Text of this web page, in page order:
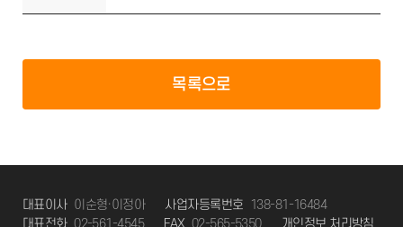
목록으로
대표이사 이순형·이정아 사업자등록번호
138-81-16484
대표전화 02-561-4545 FAX 02-565-5350 개인정보 처리방침